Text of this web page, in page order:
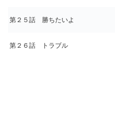
第２５話 勝ちたいよ
第２６話 トラブル